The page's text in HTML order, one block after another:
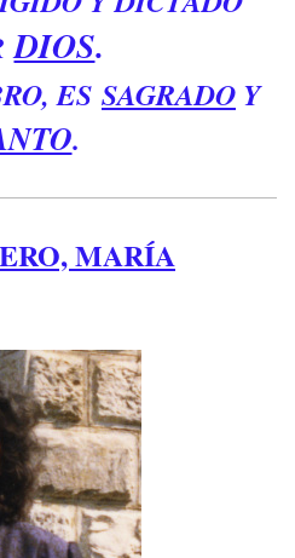
DIOS.
ES SAGRADO Y
.
MARÍA